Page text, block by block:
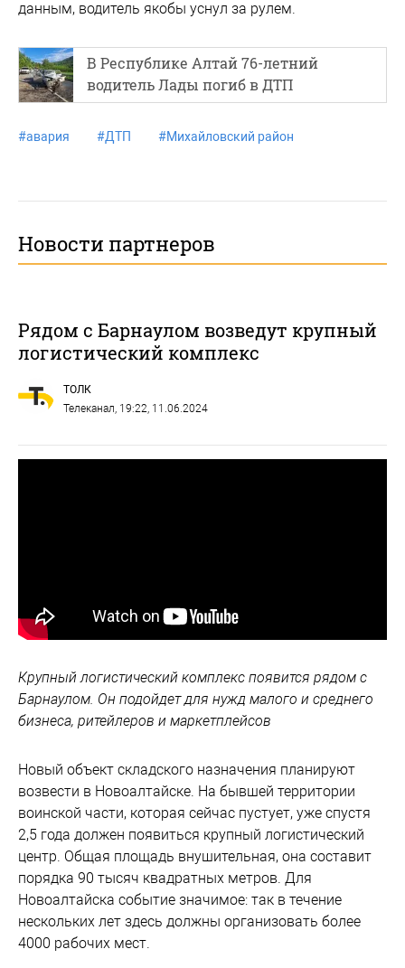
данным, водитель якобы уснул за рулем.
В Республике Алтай 76-летний
водитель Лады погиб в ДТП
#авария #ДТП #Михайловский район
Новости партнеров
Рядом с Барнаулом возведут крупный
логистический комплекс
ТОЛК
Телеканал, 19:22, 11.06.2024
Крупный логистический комплекс появится рядом с
Барнаулом. Он подойдет для нужд малого и среднего
бизнеса, ритейлеров и маркетплейсов
Новый объект складского назначения планируют
возвести в Новоалтайске. На бывшей территории
воинской части, которая сейчас пустует, уже спустя
2,5 года должен появиться крупный логистический
центр. Общая площадь внушительная, она составит
порядка 90 тысяч квадратных метров. Для
Новоалтайска событие значимое: так в течение
нескольких лет здесь должны организовать более
4000 рабочих мест.